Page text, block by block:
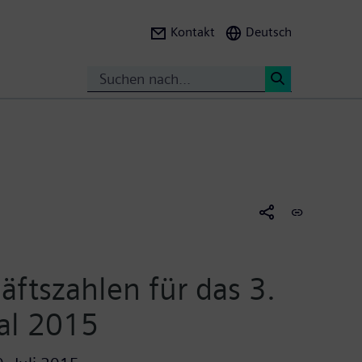
Kontakt Deutsch
für das 3.
2015